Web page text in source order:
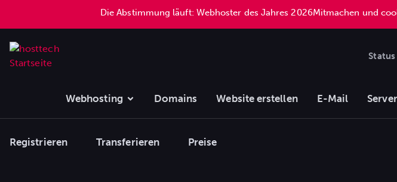
Die Abstimmung läuft: Webhoster des Jahres 2026Mitmachen und
Status
Webhosting Domains Website erstellen E-Mail
Registrieren Transferieren Preise